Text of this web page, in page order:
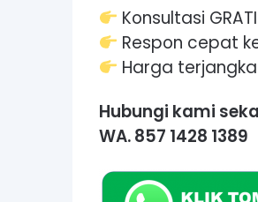
Konsultasi
Respon cepat
Harga
Hubungi kami
WA. 857 1428 1389